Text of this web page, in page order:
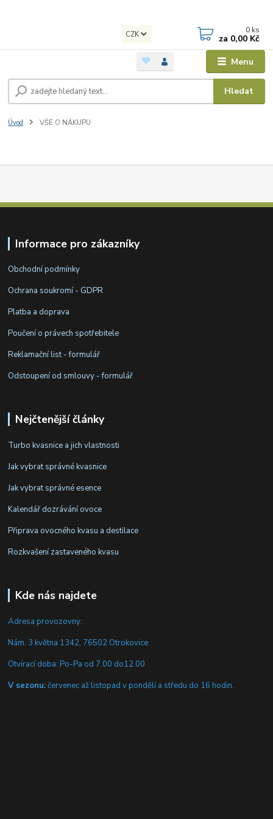
Menu
CZK
Hledat
0 ks
za 0,00 Kč
Úvod VŠE O NÁKUPU
Informace pro zákazníky
Obchodní podmínky
Ochrana soukromí - GDPR
Platba a doprava
Poučení o právech spotřebitele
Reklamační list - formulář
Odstoupení od smlouvy - formulář
Nejčtenější články
Turbo kvasnice a jich vlastnosti
Jak vybrat správné kvasnice
Jak vybrat správné esence
Kalendář dozrávání ovoce
Připrava ovocného kvasu a destilace
Rozkvašení zastaveného kvasu
Kde nás najdete
Adresa provozovny:
Nám. 3 května 1342, 76502 Otrokovice
Otvírací doba: Po-Pa od 7.00 do12.00
V sezonu:červenec až listopad v pondělí a středu do 16 hodin.